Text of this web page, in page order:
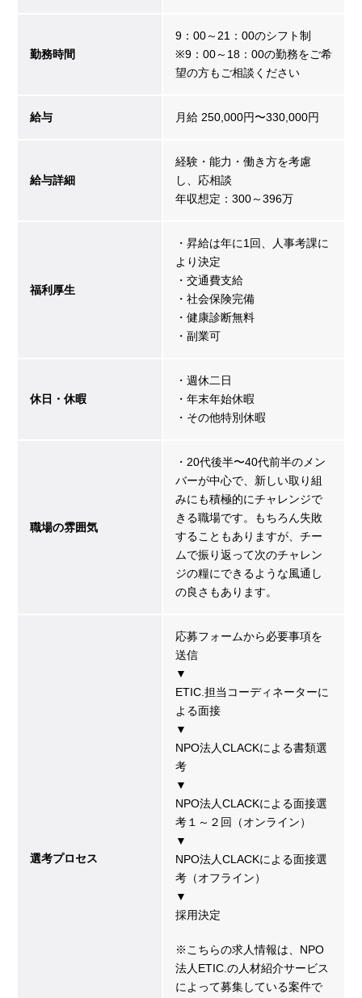
勤務時間
9：00～21：00のシフト制
※9：00～18：00の勤務をご希
望の方もご相談ください
給与 月給 250,000円〜330,000円
給与詳細
経験・能力・働き方を考慮
し、応相談
年収想定：300～396万
福利厚生
・昇給は年に1回、人事考課に
より決定
・交通費支給
・社会保険完備
・健康診断無料
・副業可
休日・休暇
・週休二日
・年末年始休暇
・その他特別休暇
職場の雰囲気
・20代後半〜40代前半のメン
バーが中心で、新しい取り組
みにも積極的にチャレンジで
きる職場です。もちろん失敗
することもありますが、チー
ムで振り返って次のチャレン
ジの糧にできるような風通し
の良さもあります。
選考プロセス
応募フォームから必要事項を
送信
▼
ETIC.担当コーディネーターに
よる面接
▼
NPO法人CLACKによる書類選
考
▼
NPO法人CLACKによる面接選
考１～２回（オンライン）
▼
NPO法人CLACKによる面接選
考（オフライン）
▼
採用決定
※こちらの求人情報は、NPO
法人ETIC.の人材紹介サービス
によって募集している案件で